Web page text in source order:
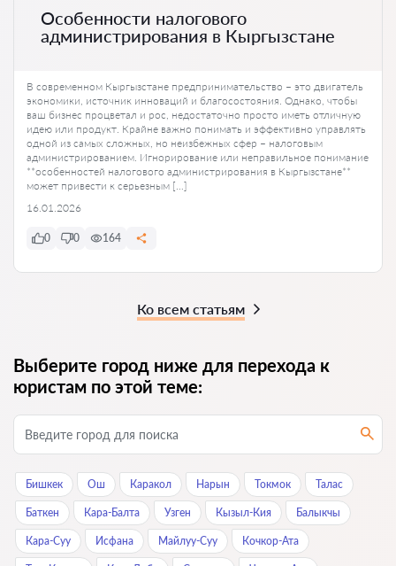
Особенности налогового
администрирования в Кыргызстане
В современном Кыргызстане предпринимательство – это двигатель
экономики, источник инноваций и благосостояния. Однако, чтобы
ваш бизнес процветал и рос, недостаточно просто иметь отличную
идею или продукт. Крайне важно понимать и эффективно управлять
одной из самых сложных, но неизбежных сфер – налоговым
администрированием. Игнорирование или неправильное понимание
**особенностей налогового администрирования в Кыргызстане**
может привести к серьезным […]
16.01.2026
0 0 164
Ко всем статьям
Выберите город ниже для перехода к
юристам по этой теме:
Бишкек Ош Каракол Нарын Токмок Талас
Баткен Кара-Балта Узген Кызыл-Кия Балыкчы
Кара-Суу Исфана Майлуу-Суу Кочкор-Ата